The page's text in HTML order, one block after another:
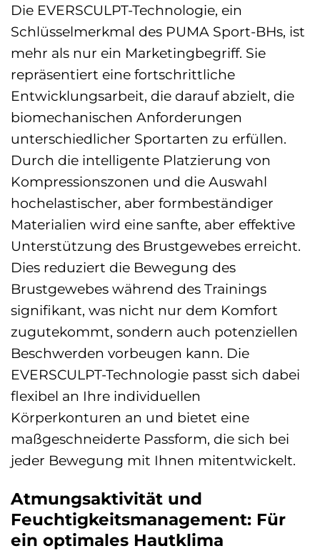
Die EVERSCULPT-Technologie, ein
Schlüsselmerkmal des PUMA Sport-BHs, ist
mehr als nur ein Marketingbegriff. Sie
repräsentiert eine fortschrittliche
Entwicklungsarbeit, die darauf abzielt, die
biomechanischen Anforderungen
unterschiedlicher Sportarten zu erfüllen.
Durch die intelligente Platzierung von
Kompressionszonen und die Auswahl
hochelastischer, aber formbeständiger
Materialien wird eine sanfte, aber effektive
Unterstützung des Brustgewebes erreicht.
Dies reduziert die Bewegung des
Brustgewebes während des Trainings
signifikant, was nicht nur dem Komfort
zugutekommt, sondern auch potenziellen
Beschwerden vorbeugen kann. Die
EVERSCULPT-Technologie passt sich dabei
flexibel an Ihre individuellen
Körperkonturen an und bietet eine
maßgeschneiderte Passform, die sich bei
jeder Bewegung mit Ihnen mitentwickelt.
Atmungsaktivität und
Feuchtigkeitsmanagement: Für
ein optimales Hautklima